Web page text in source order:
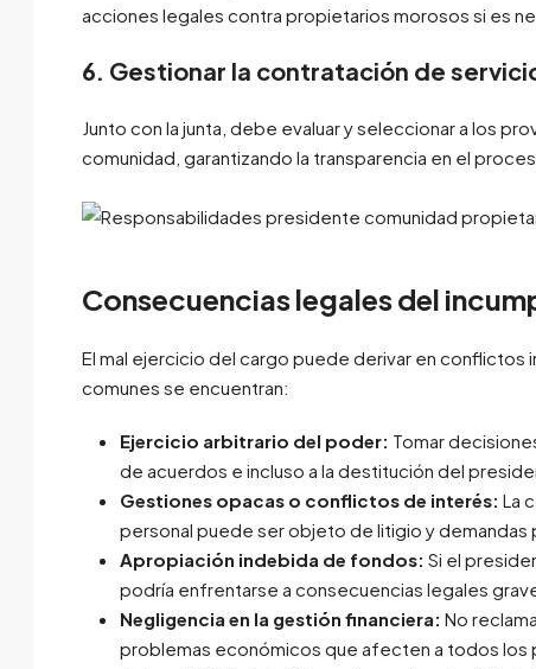
acciones legales contra propietarios morosos si es
6. Gestionar la contratación de
Junto con la junta, debe evaluar y seleccionar a los
comunidad, garantizando la transparencia en el
Consecuencias legales del
El mal ejercicio del cargo puede derivar en conflictos
comunes se encuentran:
Ejercicio arbitrario del poder: Tomar
de acuerdos e incluso a la destitución del
Gestiones opacas o conflictos de interés: La
personal puede ser objeto de litigio y demandas
Apropiación indebida de fondos: Si el
podría enfrentarse a consecuencias legales
Negligencia en la gestión financiera: No
problemas económicos que afecten a todos los